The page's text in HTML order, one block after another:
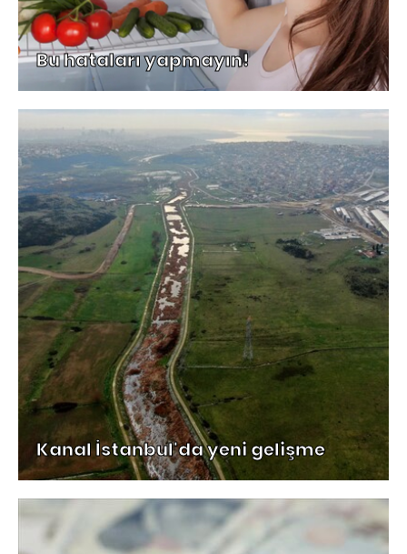
Bu hataları yapmayın!
Kanal İstanbul'da yeni gelişme